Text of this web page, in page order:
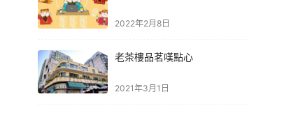
2022年2月8日
老茶樓品茗嘆點心
2021年3月1日